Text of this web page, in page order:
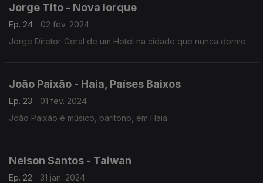
Jorge Tito - Nova Iorque
Ep. 24
02 fev. 2024
Jorge Diretor-Geral de um Hotel na cidade que nunca dorme.
João Paixão - Haia, Países Baixos
Ep. 23
01 fev. 2024
João Paixão é músico, barítono, em Haia.
Nelson Santos - Taiwan
Ep. 22
31 jan. 2024